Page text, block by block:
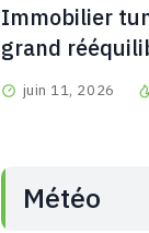
Immobilier
grand
juin 11, 2026
Météo